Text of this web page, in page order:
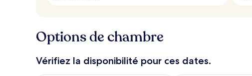
Options de chambre
Vérifiez la disponibilité pour ces dates.